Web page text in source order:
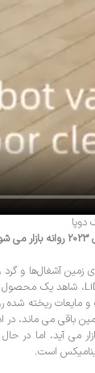
ریخته‌ شده
است.